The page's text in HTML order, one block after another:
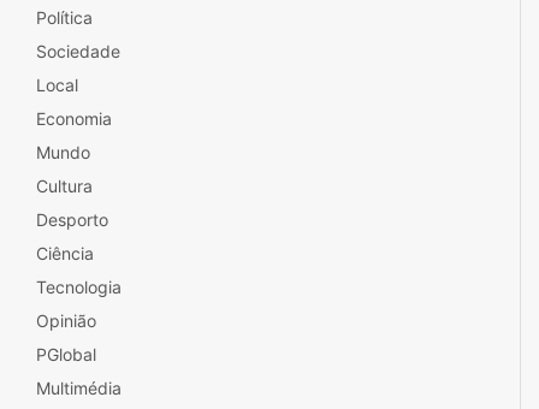
Política
Sociedade
Local
Economia
Mundo
Cultura
Desporto
Ciência
Tecnologia
Opinião
PGlobal
Multimédia